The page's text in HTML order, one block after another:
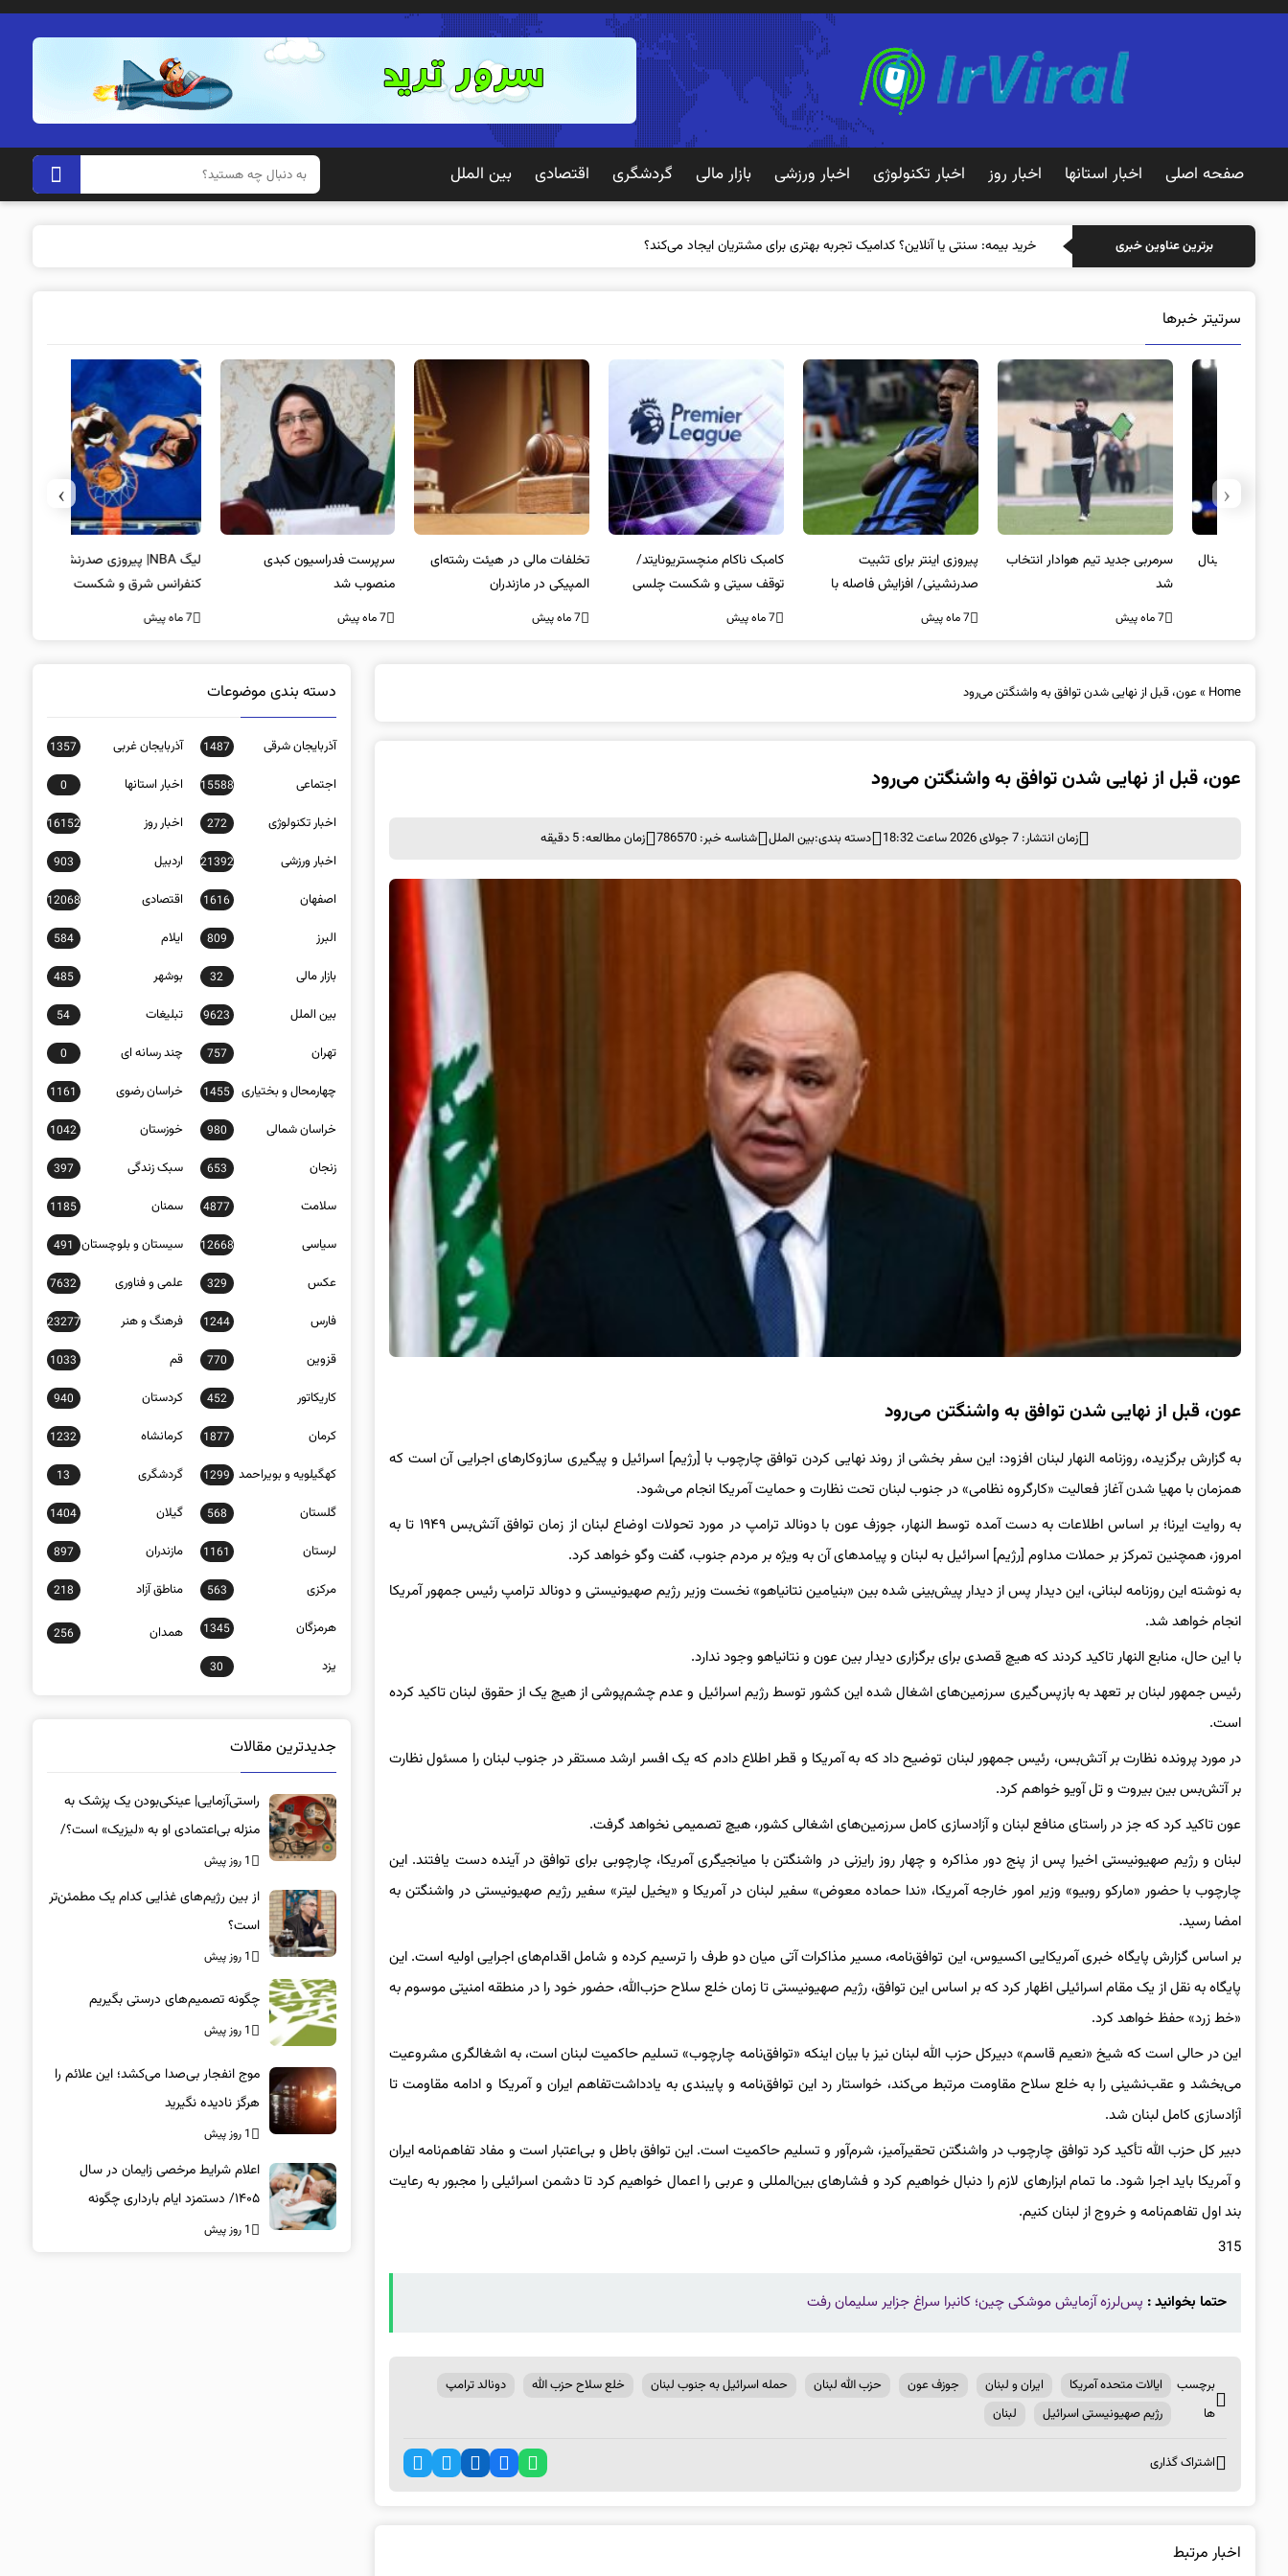
صفحه اصلی اخبار استانها اخبار روز اخبار تکنولوژی اخبار ورزشی بازار مالی گردشگری اقتصادی بین الملل
برترین عناوین خبری خرید بی
سرتیتر خبرها
سرمربی جدید تیم هوادار انتخاب
پیروزی اینتر برای تثبیت
صدرنشینی/ افزایش فاصله با
کامبک ناکام منچستریونایتد/
توقف سیتی و شکست چلسی
تخلفات مالی در هیئت رشته‌ای
المپیکی در مازندران
سرپرست فدراسیون کبدی
منصوب شد
لیگ NBA| پیروزی صدرنشینان
کنفرانس شرق و شکست لیکرز در
غیاب جیمز
‹
›
Home
»عون، قبل از نهایی شدن توافق به واشنگتن می‌رود
عون، قبل از نهایی شدن توافق به واشنگتن می‌رود
زمان انتشار: 7 جولای 2026 ساعت 18:32 دسته بندی:بین الملل شناسه خبر: 786570 زمان مطالعه: 5 دقیقه
عون، قبل از نهایی شدن توافق به واشنگتن می‌رود
به گزارش برگزیده، روزنامه النهار لبنان افزود: این سفر بخشی از روند نهایی کردن توافق چارچوب با [رژیم] اسرائیل و پیگیری سازوکارهای اجرایی آن است که
همزمان با مهیا شدن آغاز فعالیت «کارگروه نظامی» در جنوب لبنان تحت نظارت و حمایت آمریکا انجام می‌شود.
به روایت ایرنا؛ بر اساس اطلاعات به دست آمده توسط النهار، جوزف عون با دونالد ترامپ در مورد تحولات اوضاع لبنان از زمان توافق آتش‌بس ۱۹۴۹ تا به
امروز، همچنین تمرکز بر حملات مداوم [رژیم] اسرائیل به لبنان و پیامدهای آن به ویژه بر مردم جنوب، گفت وگو خواهد کرد.
به نوشته این روزنامه لبنانی، این دیدار پس از دیدار پیش‌بینی شده بین «بنیامین نتانیاهو» نخست وزیر رژیم صهیونیستی و دونالد ترامپ رئیس جمهور آمریکا
انجام خواهد شد.
با این حال، منابع النهار تاکید کردند که هیچ قصدی برای برگزاری دیدار بین عون و نتانیاهو وجود ندارد.
رئیس جمهور لبنان بر تعهد به بازپس‌گیری سرزمین‌های اشغال شده این کشور توسط رژیم اسرائیل و عدم چشم‌پوشی از هیچ یک از حقوق لبنان تاکید کرده
است.
در مورد پرونده نظارت بر آتش‌بس، رئیس جمهور لبنان توضیح داد که به آمریکا و قطر اطلاع دادم که یک افسر ارشد مستقر در جنوب لبنان را مسئول نظارت
بر آتش‌بس بین بیروت و تل آویو خواهم کرد.
عون تاکید کرد که جز در راستای منافع لبنان و آزادسازی کامل سرزمین‌های اشغالی کشور، هیچ تصمیمی نخواهد گرفت.
لبنان و رژیم صهیونیستی اخیرا پس از پنج دور مذاکره و چهار روز رایزنی در واشنگتن با میانجیگری آمریکا، چارچوبی برای توافق در آینده دست یافتند. این
چارچوب با حضور «مارکو روبیو» وزیر امور خارجه آمریکا، «ندا حماده معوض» سفیر لبنان در آمریکا و «یخیل لیتر» سفیر رژیم صهیونیستی در واشنگتن به
امضا رسید.
بر اساس گزارش پایگاه خبری آمریکایی اکسیوس، این توافق‌نامه، مسیر مذاکرات آتی میان دو طرف را ترسیم کرده و شامل اقدام‌های اجرایی اولیه است. این
پایگاه به نقل از یک مقام اسرائیلی اظهار کرد که بر اساس این توافق، رژیم صهیونیستی تا زمان خلع سلاح حزب‌الله، حضور خود را در منطقه امنیتی موسوم به
«خط زرد» حفظ خواهد کرد.
این در حالی است که شیخ «نعیم قاسم» دبیرکل حزب الله لبنان نیز با بیان اینکه «توافق‌نامه چارچوب» تسلیم حاکمیت لبنان است، به اشغالگری مشروعیت
می‌بخشد و عقب‌نشینی را به خلع سلاح مقاومت مرتبط می‌کند، خواستار رد این توافق‌نامه و پایبندی به یادداشت‌تفاهم ایران و آمریکا و ادامه مقاومت تا
آزادسازی کامل لبنان شد.
دبیر کل حزب الله تأکید کرد توافق چارچوب در واشنگتن تحقیرآمیز، شرم‌آور و تسلیم حاکمیت است. این توافق باطل و بی‌اعتبار است و مفاد تفاهم‌نامه ایران
و آمریکا باید اجرا شود. ما تمام ابزارهای لازم را دنبال خواهیم کرد و فشارهای بین‌المللی و عربی را اعمال خواهیم کرد تا دشمن اسرائیلی را مجبور به رعایت
بند اول تفاهم‌نامه و خروج از لبنان کنیم.
315
حتما بخوانید : پس‌لرزه آزمایش موشکی چین؛ کانبرا سراغ جزایر سلیمان رفت
برچسب
ها
ایالات متحده آمریکا ایران و لبنان جوزف عون حزب الله لبنان حمله اسرائیل به جنوب لبنان خلع سلاح حزب الله
دونالد ترامپ
رژیم صهیونیستی اسرائیل
لبنان
اشتراک گذاری
اخبار مرتبط
دسته بندی موضوعات
آذربایجان شرقی 1487 آذربایجان غربی 1357
اجتماعی 15588 اخبار استانها 0
اخبار تکنولوژی 272 اخبار روز 16152
اخبار ورزشی 21392 اردبیل 903
اصفهان 1616 اقتصادی 12068
البرز 809 ایلام 584
بازار مالی 32 بوشهر 485
بین الملل 9623 تبلیغات 54
تهران 757 چند رسانه ای 0
چهارمحال و بختیاری 1455 خراسان رضوی 1161
خراسان شمالی 980 خوزستان 1042
زنجان 653 سبک زندگی 397
سلامت 4877 سمنان 1185
سیاسی 12668 سیستان و بلوچستان 491
عکس 329 علمی و فناوری 7632
فارس 1244 فرهنگ و هنر 23277
قزوین 770 قم 1033
کاریکاتور 452 کردستان 940
کرمان 1877 کرمانشاه 1232
کهگیلویه و بویراحمد 1299 گردشگری 13
گلستان 568 گیلان 1404
لرستان 1161 مازندران 897
مرکزی 563 مناطق آزاد 218
هرمزگان 1345 همدان 256
یزد 30
جدیدترین مقالات
راستی‌آزمایی| عینکی‌بودن یک پزشک به
منزله بی‌اعتمادی او به «لیزیک» است؟/
جراحان، چشم فرزندان خود را لیزیک
می‌کنند؟
1 روز پیش
از بین رژیم‌های غذایی کدام یک مطمئن‌تر
است؟‌
1 روز پیش
چگونه تصمیم‌های درستی بگیریم
1 روز پیش
موج انفجار بی‌صدا می‌کشد؛ این علائم را
هرگز نادیده نگیرید
1 روز پیش
اعلام شرایط مرخصی زایمان در سال
۱۴۰۵/ دستمزد ایام بارداری چگونه
پرداخت می‌شود؟
1 روز پیش